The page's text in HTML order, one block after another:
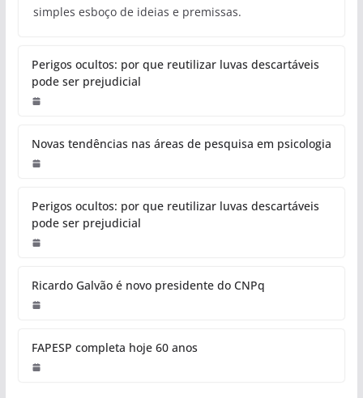
simples esboço de ideias e premissas.
Perigos ocultos: por que reutilizar luvas descartáveis
pode ser prejudicial
Novas tendências nas áreas de pesquisa em psicologia
Perigos ocultos: por que reutilizar luvas descartáveis
pode ser prejudicial
Ricardo Galvão é novo presidente do CNPq
FAPESP completa hoje 60 anos